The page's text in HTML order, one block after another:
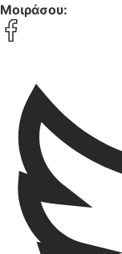
Μοιράσου: